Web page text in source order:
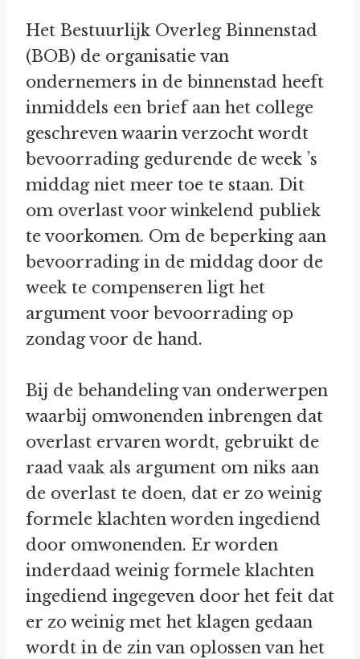
Het Bestuurlijk Overleg Binnenstad
(BOB) de organisatie van
ondernemers in de binnenstad heeft
inmiddels een brief aan het college
geschreven waarin verzocht wordt
bevoorrading gedurende de week ’s
middag niet meer toe te staan. Dit
om overlast voor winkelend publiek
te voorkomen. Om de beperking aan
bevoorrading in de middag door de
week te compenseren ligt het
argument voor bevoorrading op
zondag voor de hand.
Bij de behandeling van onderwerpen
waarbij omwonenden inbrengen dat
overlast ervaren wordt, gebruikt de
raad vaak als argument om niks aan
de overlast te doen, dat er zo weinig
formele klachten worden ingediend
door omwonenden. Er worden
inderdaad weinig formele klachten
ingediend ingegeven door het feit dat
er zo weinig met het klagen gedaan
wordt in de zin van oplossen van het